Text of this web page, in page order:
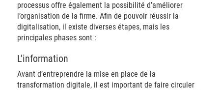
processus offre également la possibilité d’améliorer
l’organisation de la firme. Afin de pouvoir réussir la
digitalisation, il existe diverses étapes, mais les
principales phases sont :
L’information
Avant d’entreprendre la mise en place de la
transformation digitale, il est important de faire circuler